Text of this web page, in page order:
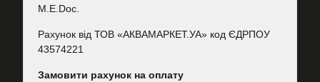
M.E.Doc.
Рахунок від ТОВ «АКВАМАРКЕТ.УА» код ЄДРПОУ
43574221
Замовити рахунок на оплату